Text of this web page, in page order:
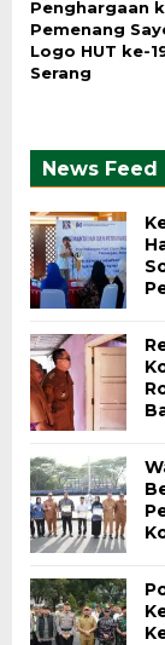
Penghargaan
Pemenang
Logo HUT ke-
Serang
News Feed